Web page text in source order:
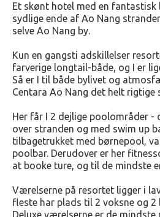
Et skønt hotel med en fantastisk
sydlige ende af Ao Nang
selve Ao Nang by.
Kun en gangsti adskillelser
farverige longtail-både, og I er
Så er I til både bylivet og
Centara Ao Nang det helt rigtige
Her får I 2 dejlige poolområder -
over stranden og med swim up
tilbagetrukket med børnepool,
poolbar. Derudover er her
at booke ture, og til de mindste
Værelserne på resortet ligger i
fleste har plads til 2 voksne og 2
Deluxe værelserne er de mindste